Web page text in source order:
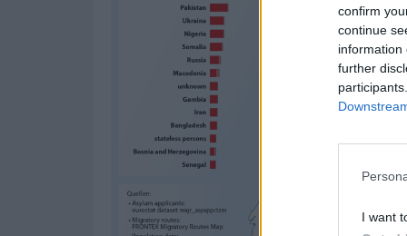
confirm
continue
information
further
I want